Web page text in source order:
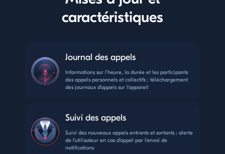
caractéristiques
Journal des appels
Informations sur l'heure, la durée et les participants
des appels personnels et collectifs ; téléchargement
des journaux d'appels sur l'appareil
Suivi des appels
Suivi des nouveaux appels entrants et sortants ; alerte
de l'utilisateur en cas d'appel par l'envoi de
notifications